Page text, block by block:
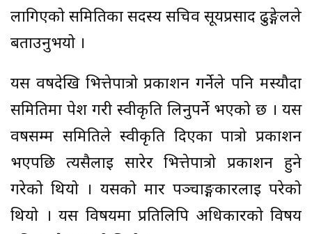
लागिएको समितिका सदस्य सचिव सूर्यप्रसाद ढुङ्गेलले
बताउनुभयो ।
यस वर्षदेखि भित्तेपात्रो प्रकाशन गर्नेले पनि मस्यौदा
समितिमा पेश गरी स्वीकृति लिनुपर्ने भएको छ । यस
वर्षसम्म समितिले स्वीकृति दिएका पात्रो प्रकाशन
भएपछि त्यसैलाई सारेर भित्तेपात्रो प्रकाशन हुने
गरेको थियो । यसको मार पञ्चाङ्गकारलाई परेको
थियो । यस विषयमा प्रतिलिपि अधिकारको विषय